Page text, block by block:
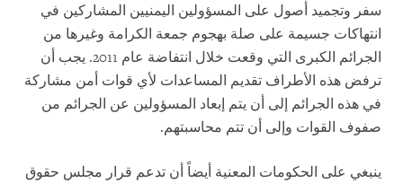
سفر وتجميد أصول على المسؤولين اليمنيين المشاركين في
انتهاكات جسيمة على صلة بهجوم جمعة الكرامة وغيرها من
الجرائم الكبرى التي وقعت خلال انتفاضة عام 2011. يجب أن
ترفض هذه الأطراف تقديم المساعدات لأي قوات أمن مشاركة
في هذه الجرائم إلى أن يتم إبعاد المسؤولين عن الجرائم من
صفوف القوات وإلى أن تتم محاسبتهم.
ينبغي على الحكومات المعنية أيضاً أن تدعم قرار مجلس حقوق